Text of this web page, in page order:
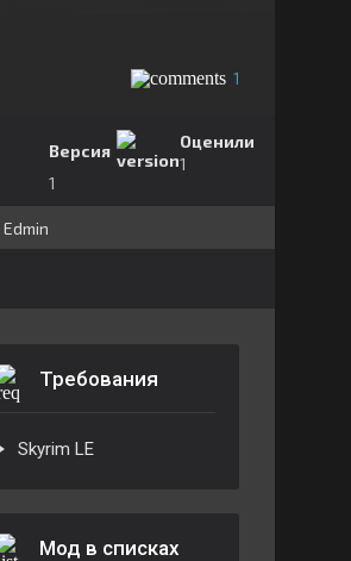
1
Версия
1
Оценили
1
⁣⁣⁣Edmin
Требования
Skyrim LE
Мод в списках